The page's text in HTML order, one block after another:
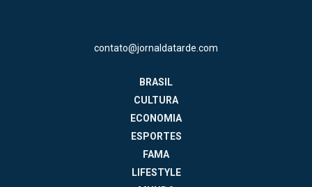
contato@jornaldatarde.com
BRASIL
CULTURA
ECONOMIA
ESPORTES
FAMA
LIFESTYLE